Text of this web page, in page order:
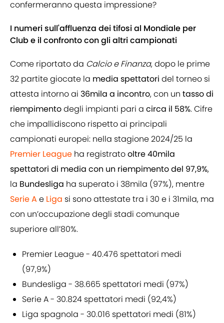
confermeranno questa impressione?
I numeri sull'affluenza dei tifosi al Mondiale per
Club e il confronto con gli altri campionati
Come riportato da Calcio e Finanza, dopo le prime
32 partite giocate la media spettatori del torneo si
attesta intorno ai 36mila a incontro, con un tasso di
riempimentodegli impianti pari a circa il 58%. Cifre
che impallidiscono rispetto ai principali
campionati europei: nella stagione 2024/25 la
Premier League ha registratooltre 40mila
spettatori di media con un riempimento del 97,9%,
la Bundesliga ha superato i 38mila (97%), mentre
Serie A e Liga si sono attestate tra i 30 e i 31mila, ma
con un’occupazione degli stadi comunque
superiore all’80%.
Premier League - 40.476 spettatori medi
(97,9%)
Bundesliga - 38.665 spettatori medi (97%)
Serie A - 30.824 spettatori medi (92,4%)
Liga spagnola - 30.016 spettatori medi (81%)